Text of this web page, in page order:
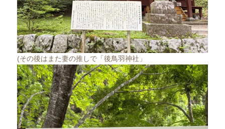
(その後はまた妻の推しで「後鳥羽神社」